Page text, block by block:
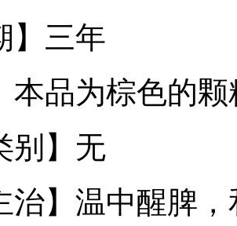
三年
本品为棕色的
别】 无
治】 温中醒脾